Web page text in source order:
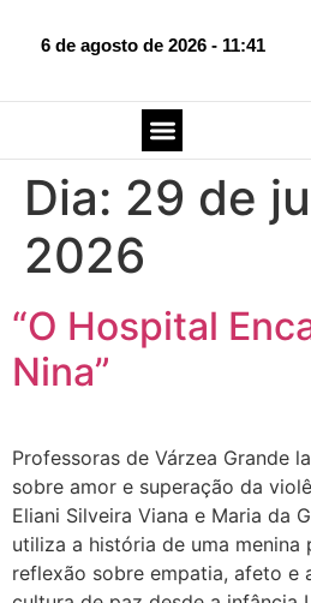
6 de agosto de 2026 - 11:41
Dia: 29 de
2026
“O Hospital
Nina”
Professoras de Várzea Grande
sobre amor e superação da
Eliani Silveira Viana e Maria da
utiliza a história de uma menina
reflexão sobre empatia, afeto e